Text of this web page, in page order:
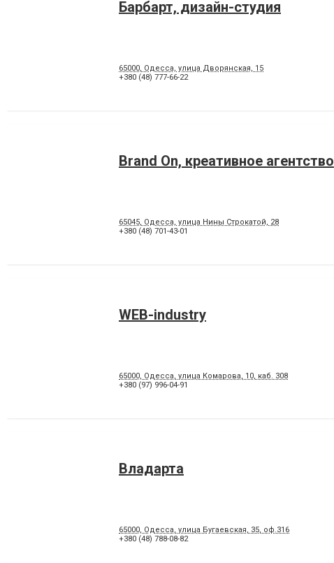
Барбарт, дизайн-студия
65000, Одесса, улица Дворянская, 15
+380 (48) 777-66-22
Brand On, креативное агентство
65045, Одесса, улица Нины Строкатой, 28
+380 (48) 701-43-01
WEB-industry
65000, Одесса, улица Комарова, 10, каб. 308
+380 (97) 996-04-91
Владарта
65000, Одесса, улица Бугаевская, 35, оф.316
+380 (48) 788-08-82